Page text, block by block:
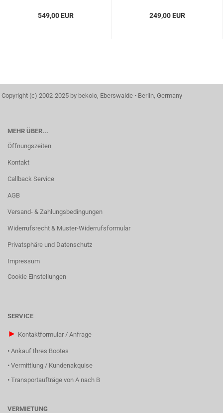
549,00 EUR 249,00 EUR
Copyright (c) 2002-2025 by bekolo, Eberswalde • Berlin, Germany
MEHR ÜBER...
Öffnungszeiten
Kontakt
Callback Service
AGB
Versand- & Zahlungsbedingungen
Widerrufsrecht & Muster-Widerrufsformular
Privatsphäre und Datenschutz
Impressum
Cookie Einstellungen
SERVICE
► Kontaktformular / Anfrage
• Ankauf Ihres Bootes
• Vermittlung / Kundenakquise
• Transportaufträge von A nach B
VERMIETUNG